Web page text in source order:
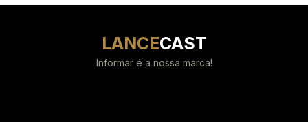
LANCECAST
Informar é a nossa marca!